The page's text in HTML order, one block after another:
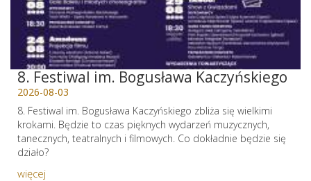
8. Festiwal im. Bogusława Kaczyńskiego
2026-08-03
8. Festiwal im. Bogusława Kaczyńskiego zbliża się wielkimi
krokami. Będzie to czas pięknych wydarzeń muzycznych,
tanecznych, teatralnych i filmowych. Co dokładnie będzie się
działo?
więcej